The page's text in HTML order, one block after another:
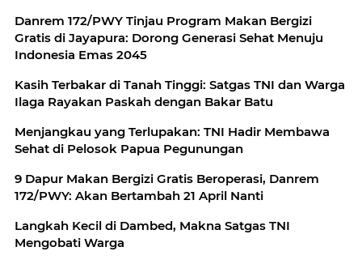
Danrem 172/PWY Tinjau Program Makan Bergizi
Gratis di Jayapura: Dorong Generasi Sehat Menuju
Indonesia Emas 2045
Kasih Terbakar di Tanah Tinggi: Satgas TNI dan Warga
Ilaga Rayakan Paskah dengan Bakar Batu
Menjangkau yang Terlupakan: TNI Hadir Membawa
Sehat di Pelosok Papua Pegunungan
9 Dapur Makan Bergizi Gratis Beroperasi, Danrem
172/PWY: Akan Bertambah 21 April Nanti
Langkah Kecil di Dambed, Makna Satgas TNI
Mengobati Warga